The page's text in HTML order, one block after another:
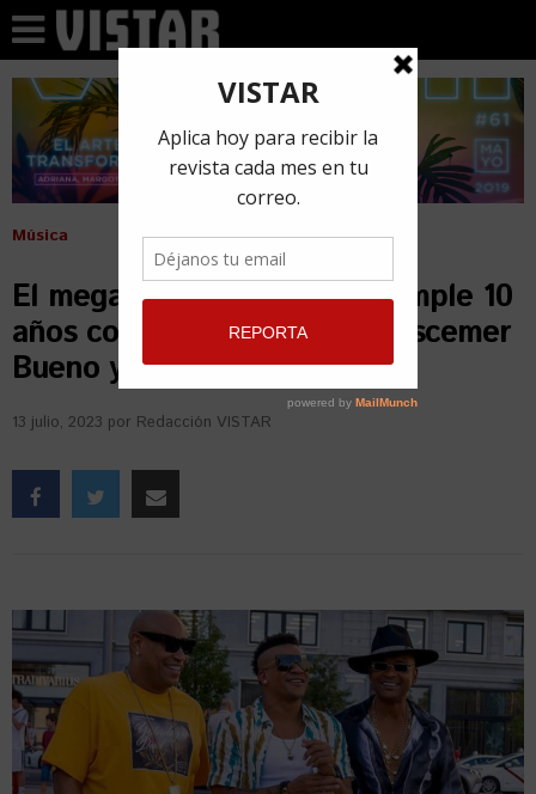
Música
El mega éxito «Bailando» cumple 10
años con otro estreno de Descemer
Bueno y Gente de Zona
13 julio, 2023 por Redacción VISTAR